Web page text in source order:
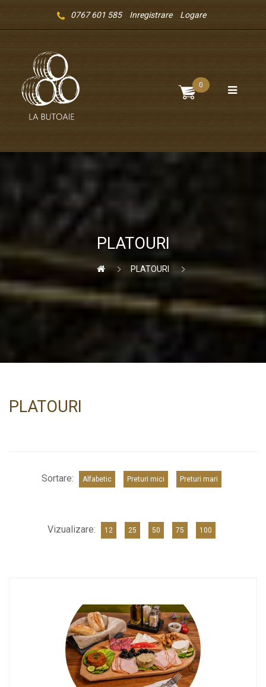
0767 601 585 Inregistrare Logare
0
PLATOURI
PLATOURI
PLATOURI
Sortare: Alfabetic Preturi mici Preturi mari
Vizualizare: 12 25 50 75 100